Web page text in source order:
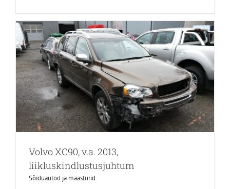
Volvo XC90, v.a. 2013,
liikluskindlustusjuhtum
Sõiduautod ja maasturid